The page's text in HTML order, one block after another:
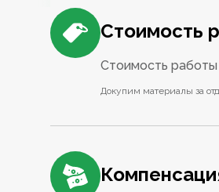
Стоимость
Стоимость работы
Докупим материалы за